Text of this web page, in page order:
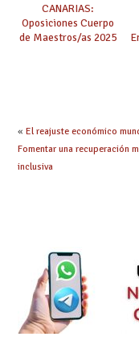
CANARIAS:
Oposiciones Cuerpo
de Maestros/as 2025
« El reajuste económico
Fomentar una recuperación
inclusiva